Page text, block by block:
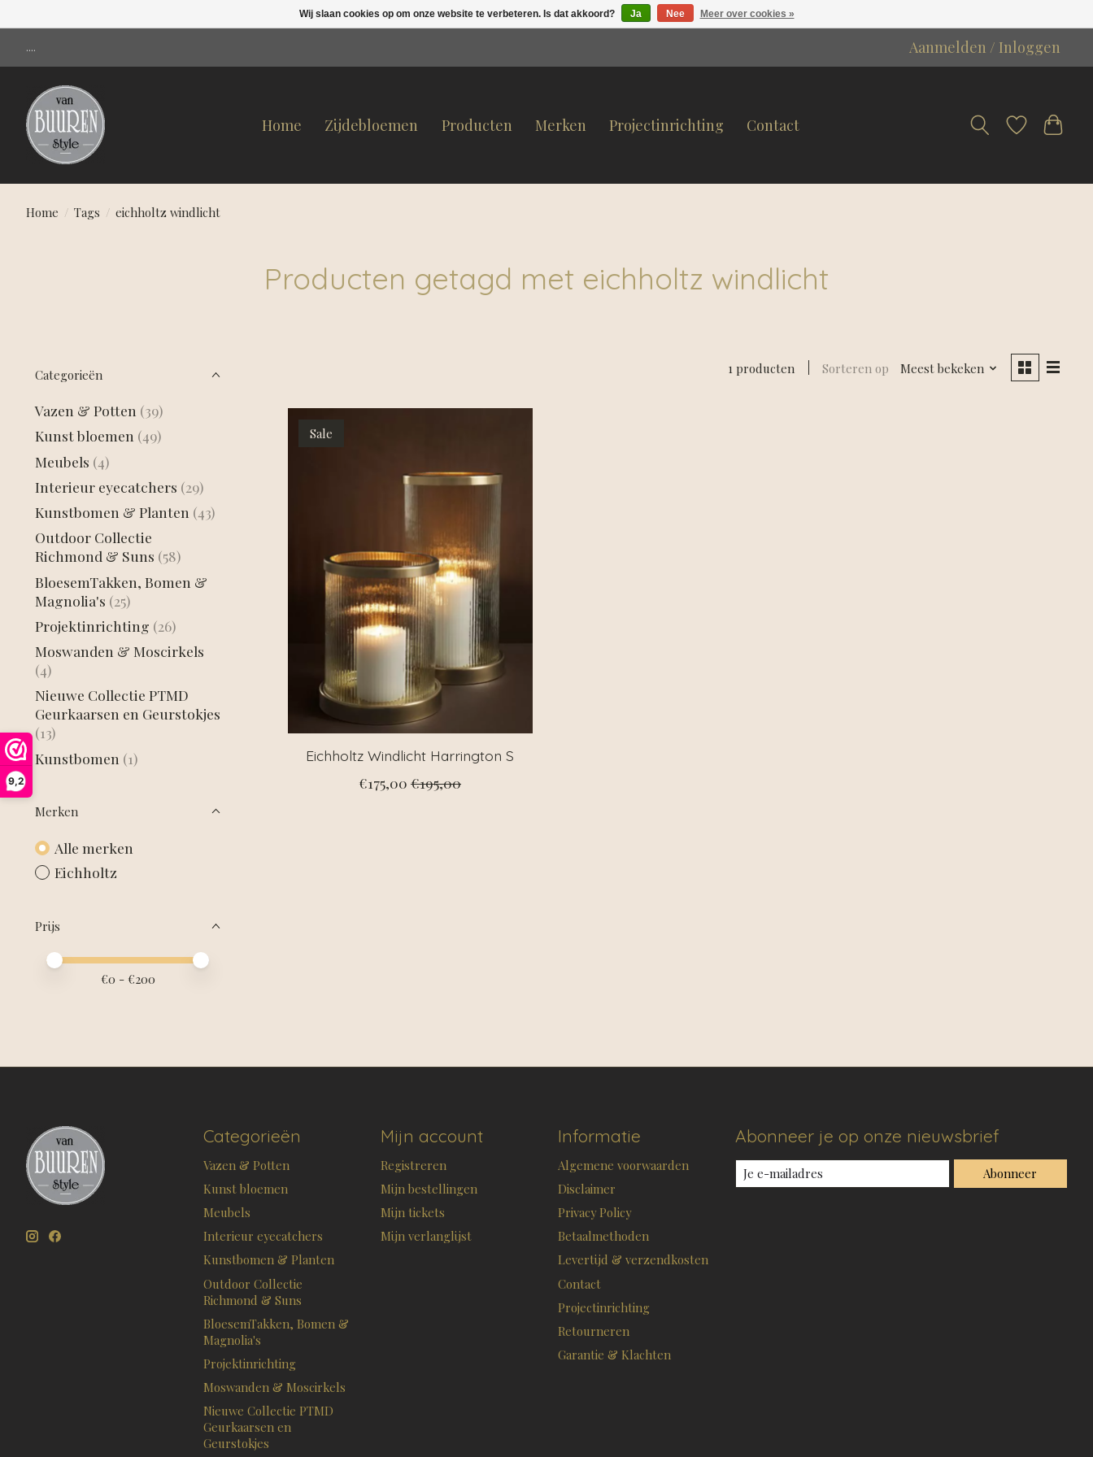
9,2
.... Aanmelden / Inloggen
Home Zijdebloemen Producten Merken Projectinrichting Contact
Home / Tags / eichholtz windlicht
Producten getagd met eichholtz windlicht
Categorieën
Vazen & Potten (39)
Kunst bloemen (49)
Meubels (4)
Interieur eyecatchers (29)
Kunstbomen & Planten (43)
Outdoor Collectie
Richmond & Suns (58)
BloesemTakken, Bomen &
Magnolia's (25)
Projektinrichting (26)
Moswanden & Moscirkels
(4)
Nieuwe Collectie PTMD
Geurkaarsen en Geurstokjes
(13)
Kunstbomen (1)
Merken
Alle merken
Eichholtz
Prijs
Minimale prijswaarde
Price maximum value
€0 - €200
1 producten Sorteren op Meest bekeken
Sale
Eichholtz Windlicht Harrington S
€175,00 €195,00
Categorieën
Vazen & Potten
Kunst bloemen
Meubels
Interieur eyecatchers
Kunstbomen & Planten
Outdoor Collectie
Richmond & Suns
BloesemTakken, Bomen &
Magnolia's
Projektinrichting
Moswanden & Moscirkels
Nieuwe Collectie PTMD
Geurkaarsen en
Geurstokjes
Mijn account
Registreren
Mijn bestellingen
Mijn tickets
Mijn verlanglijst
Informatie
Algemene voorwaarden
Disclaimer
Privacy Policy
Betaalmethoden
Levertijd & verzendkosten
Contact
Projectinrichting
Retourneren
Garantie & Klachten
Abonneer je op onze nieuwsbrief
Abonneer
Wij slaan cookies op om onze website te verbeteren. Is dat akkoord? Ja Nee Meer over cookies »